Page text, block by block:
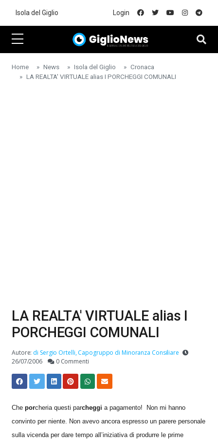
Isola del Giglio Login
Home News Isola del Giglio
Cronaca
LA REALTA' VIRTUALE alias I PORCHEGGI COMUNALI
LA REALTA' VIRTUALE alias I
PORCHEGGI COMUNALI
Autore: di Sergio Ortelli, Capogruppo di Minoranza Consiliare
26/07/2006
0 Commenti
Che porcheria questi parcheggi a pagamento! Non mi hanno
convinto per niente. Non avevo ancora espresso un parere personale
sulla vicenda per dare tempo all’iniziativa di produrre le prime